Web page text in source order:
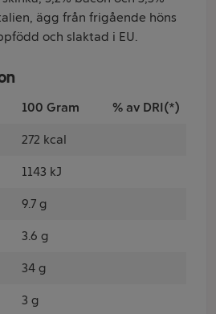
ägg från frigående höns
och slaktad i EU.
100 Gram % av DRI(*)
272 kcal
1143 kJ
9.7 g
3.6 g
34 g
3 g